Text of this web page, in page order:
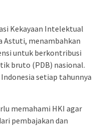
Kekayaan Intelektual
Astuti, menambahkan
untuk berkontribusi
bruto (PDB) nasional.
setiap tahunnya
memahami HKI agar
pembajakan dan